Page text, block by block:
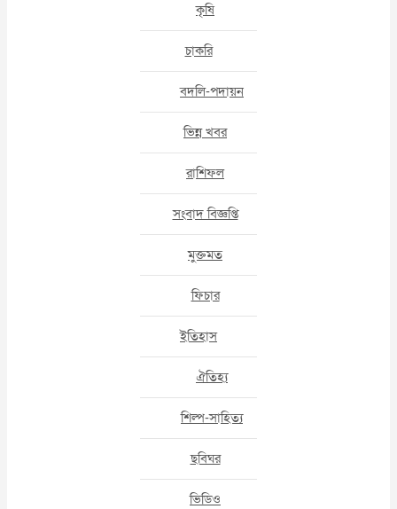
কৃষি
চাকরি
বদলি-পদায়ন
ভিন্ন খবর
রাশিফল
সংবাদ বিজ্ঞপ্তি
মুক্তমত
ফিচার
ইতিহাস
ঐতিহ্য
শিল্প-সাহিত্য
ছবিঘর
ভিডিও